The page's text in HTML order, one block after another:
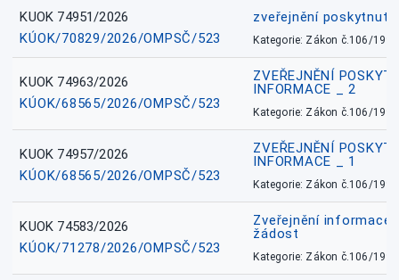
KUOK 74951/2026
KÚOK/70829/2026/OMPSČ/523
zveřejnění
Kategorie: Zákon č.106/1999
KUOK 74963/2026
KÚOK/68565/2026/OMPSČ/523
ZVEŘEJNĚNÍ
INFORMACE _ 2
Kategorie: Zákon č.106/1999
KUOK 74957/2026
KÚOK/68565/2026/OMPSČ/523
ZVEŘEJNĚNÍ
INFORMACE _ 1
Kategorie: Zákon č.106/1999
KUOK 74583/2026
KÚOK/71278/2026/OMPSČ/523
Zveřejnění informace
žádost
Kategorie: Zákon č.106/1999